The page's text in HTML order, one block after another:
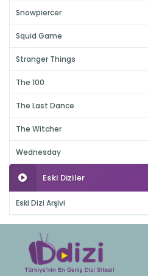
Snowpiercer
Squid Game
Stranger Things
The 100
The Last Dance
The Witcher
Wednesday
Eski Diziler
Eski Dizi Arşivi